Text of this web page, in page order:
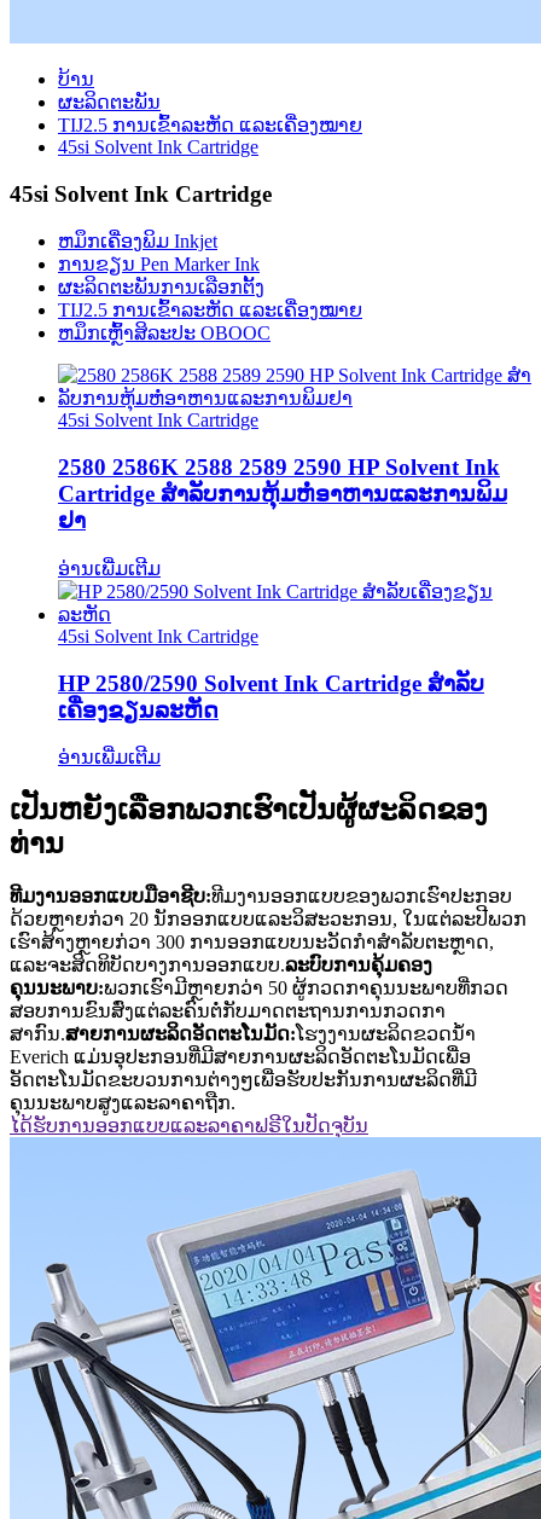
ບ້ານ
ຜະລິດຕະພັນ
TIJ2.5 ການເຂົ້າລະຫັດ ແລະເຄື່ອງໝາຍ
45si Solvent Ink Cartridge
45si Solvent Ink Cartridge
ຫມຶກເຄື່ອງພິມ Inkjet
ການຂຽນ Pen Marker Ink
ຜະລິດຕະພັນການເລືອກຕັ້ງ
TIJ2.5 ການເຂົ້າລະຫັດ ແລະເຄື່ອງໝາຍ
ຫມຶກເຫຼົ້າສິລະປະ OBOOC
45si Solvent Ink Cartridge
2580 2586K 2588 2589 2590 HP Solvent Ink
Cartridge ສໍາລັບການຫຸ້ມຫໍ່ອາຫານແລະການພິມ
ຢາ
ອ່ານເພີ່ມເຕີມ
45si Solvent Ink Cartridge
HP 2580/2590 Solvent Ink Cartridge ສໍາລັບ
ເຄື່ອງຂຽນລະຫັດ
ອ່ານເພີ່ມເຕີມ
ເປັນຫຍັງເລືອກພວກເຮົາເປັນຜູ້ຜະລິດຂອງ
ທ່ານ
ທີມງານອອກແບບມືອາຊີບ:ທີມງານອອກແບບຂອງພວກເຮົາປະກອບ
ດ້ວຍຫຼາຍກ່ວາ 20 ນັກອອກແບບແລະວິສະວະກອນ, ໃນແຕ່ລະປີພວກ
ເຮົາສ້າງຫຼາຍກ່ວາ 300 ການອອກແບບນະວັດກໍາສໍາລັບຕະຫຼາດ,
ແລະຈະສິດທິບັດບາງການອອກແບບ.ລະບົບການຄຸ້ມຄອງ
ຄຸນນະພາບ:ພວກເຮົາມີຫຼາຍກວ່າ 50 ຜູ້ກວດກາຄຸນນະພາບທີ່ກວດ
ສອບການຂົນສົ່ງແຕ່ລະຄົນຕໍ່ກັບມາດຕະຖານການກວດກາ
ສາກົນ.ສາຍການຜະລິດອັດຕະໂນມັດ:ໂຮງງານຜະລິດຂວດນ້ໍາ
Everich ແມ່ນອຸປະກອນທີ່ມີສາຍການຜະລິດອັດຕະໂນມັດເພື່ອ
ອັດຕະໂນມັດຂະບວນການຕ່າງໆເພື່ອຮັບປະກັນການຜະລິດທີ່ມີ
ຄຸນນະພາບສູງແລະລາຄາຖືກ.
ໄດ້ຮັບການອອກແບບແລະລາຄາຟຣີໃນປັດຈຸບັນ